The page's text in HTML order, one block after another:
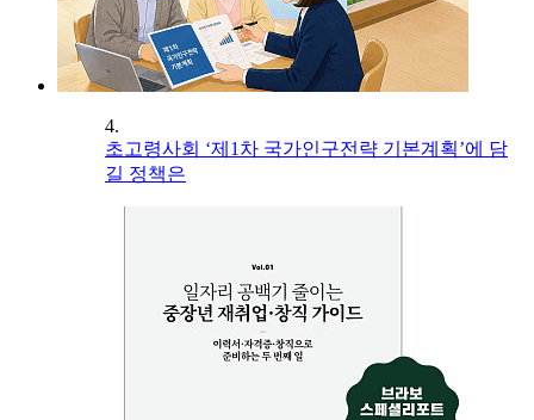
4.
초고령사회 ‘제1차 국가인구전략 기본계획’에 담
길 정책은